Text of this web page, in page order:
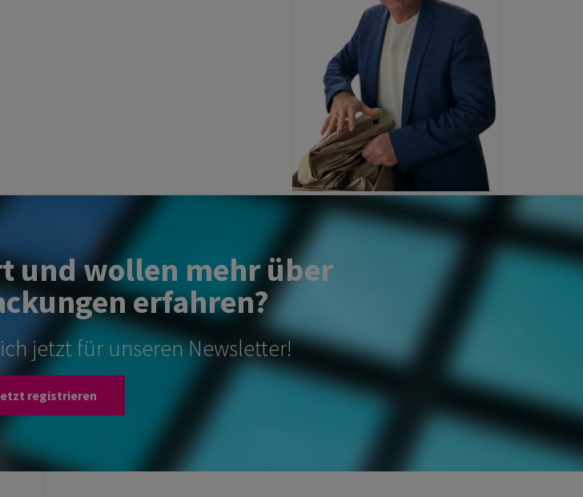
und wollen mehr über
erfahren?
jetzt für unseren Newsletter!
registrieren